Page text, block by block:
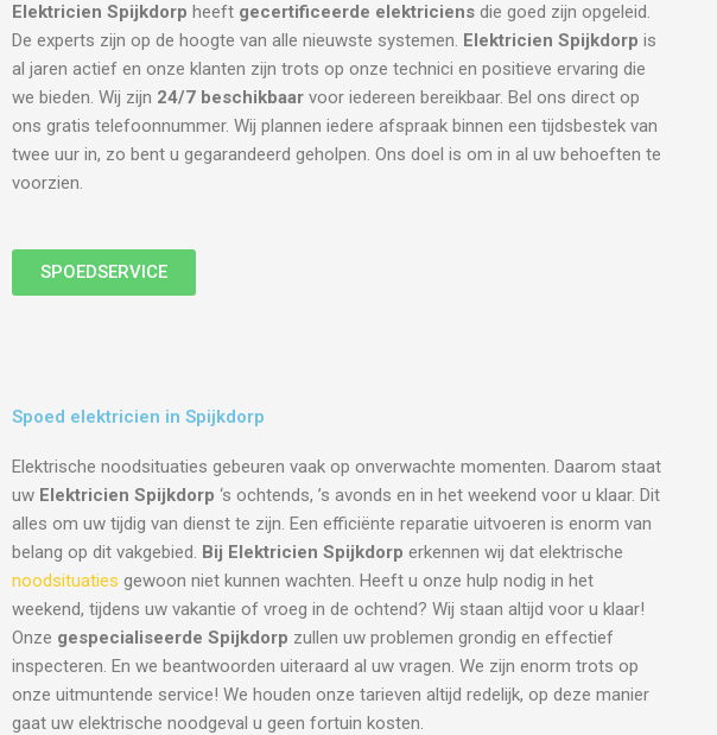
Elektricien Spijkdorp heeft gecertificeerde elektriciens die goed zijn opgeleid.
De experts zijn op de hoogte van alle nieuwste systemen. Elektricien Spijkdorp is
al jaren actief en onze klanten zijn trots op onze technici en positieve ervaring die
we bieden. Wij zijn 24/7 beschikbaar voor iedereen bereikbaar. Bel ons direct op
ons gratis telefoonnummer. Wij plannen iedere afspraak binnen een tijdsbestek van
twee uur in, zo bent u gegarandeerd geholpen. Ons doel is om in al uw behoeften te
voorzien.
SPOEDSERVICE
Spoed elektricien in Spijkdorp
Elektrische noodsituaties gebeuren vaak op onverwachte momenten. Daarom staat
uw Elektricien Spijkdorp ‘s ochtends, ’s avonds en in het weekend voor u klaar. Dit
alles om uw tijdig van dienst te zijn. Een efficiënte reparatie uitvoeren is enorm van
belang op dit vakgebied. Bij Elektricien Spijkdorp erkennen wij dat elektrische
noodsituaties gewoon niet kunnen wachten. Heeft u onze hulp nodig in het
weekend, tijdens uw vakantie of vroeg in de ochtend? Wij staan altijd voor u klaar!
Onze gespecialiseerde Spijkdorp zullen uw problemen grondig en effectief
inspecteren. En we beantwoorden uiteraard al uw vragen. We zijn enorm trots op
onze uitmuntende service! We houden onze tarieven altijd redelijk, op deze manier
gaat uw elektrische noodgeval u geen fortuin kosten.